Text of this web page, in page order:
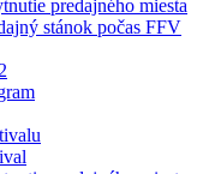
predajného miesta
stánok počas FFV